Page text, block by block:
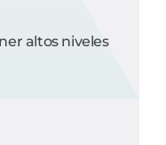
altos niveles